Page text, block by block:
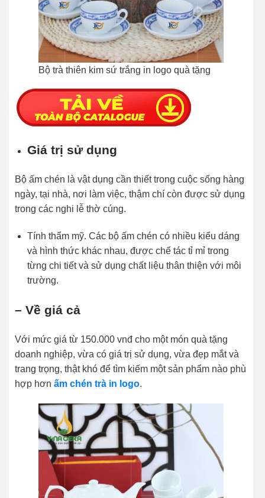
Bộ trà thiên kim sứ trắng in logo quà tặng
Giá trị sử dụng
Bộ ấm chén là vật dụng cần thiết trong cuộc sống hàng
ngày, tại nhà, nơi làm việc, thậm chí còn được sử dụng
trong các nghi lễ thờ cúng.
Tính thẩm mỹ. Các bộ ấm chén có nhiều kiểu dáng
và hình thức khác nhau, được chế tác tỉ mỉ trong
từng chi tiết và sử dụng chất liệu thân thiện với môi
trường.
– Về giá cả
Với mức giá từ 150.000 vnđ cho một món quà tặng
doanh nghiệp, vừa có giá trị sử dụng, vừa đẹp mắt và
trang trọng, thật khó để tìm kiếm một sản phẩm nào phù
hợp hơn ấm chén trà in logo.